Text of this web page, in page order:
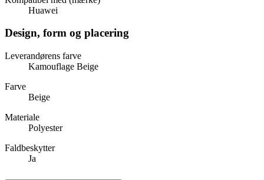
Huawei
Design, form og placering
Leverandørens farve
Kamouflage Beige
Farve
Beige
Materiale
Polyester
Faldbeskytter
Ja